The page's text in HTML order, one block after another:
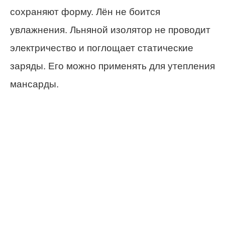
сохраняют форму. Лён не боится
увлажнения. Льняной изолятор не проводит
электричество и поглощает статические
заряды. Его можно применять для утепления
мансарды.